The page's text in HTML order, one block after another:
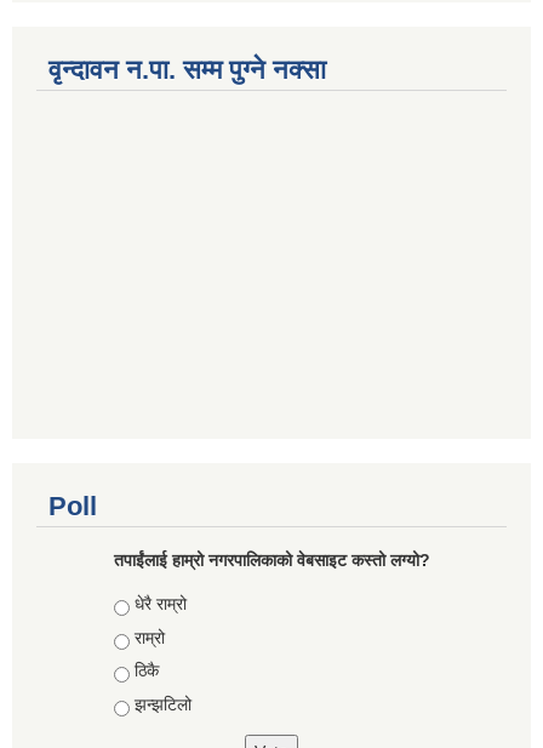
वृन्दावन न.पा. सम्म पुग्ने नक्सा
Poll
तपाईंलाई हाम्रो नगरपालिकाको वेबसाइट कस्तो लग्यो?
Choices
धेरै राम्रो
राम्रो
ठिकै
झन्झटिलो